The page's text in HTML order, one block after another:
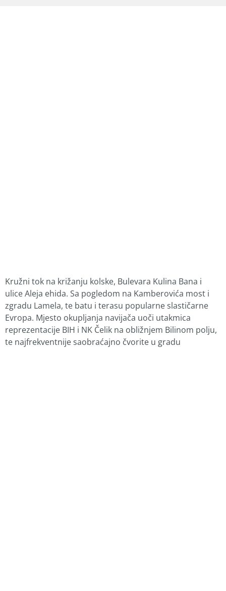
Kružni tok na križanju kolske, Bulevara Kulina Bana i
ulice Aleja ehida. Sa pogledom na Kamberovića most i
zgradu Lamela, te batu i terasu popularne slastičarne
Evropa. Mjesto okupljanja navijača uoči utakmica
reprezentacije BIH i NK Čelik na obližnjem Bilinom polju,
te najfrekventnije saobraćajno čvorite u gradu